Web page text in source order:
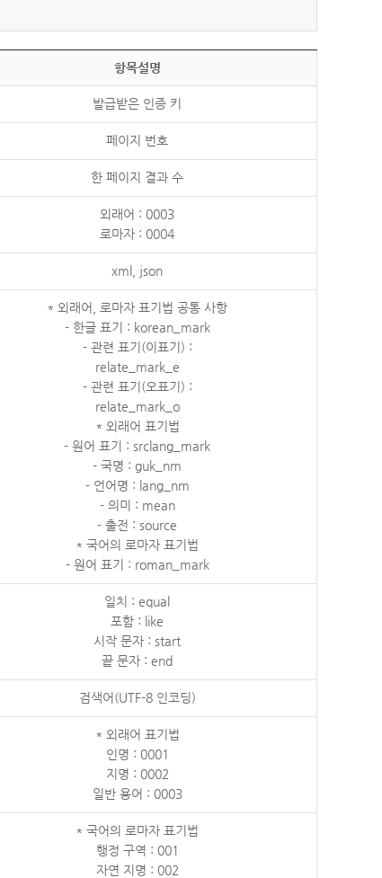
항목설명
발급받은 인증 키
페이지 번호
한 페이지 결과 수
외래어 : 0003
로마자 : 0004
xml, json
* 외래어, 로마자 표기법 공통 사항
- 한글 표기 : korean_mark
- 관련 표기(이표기) :
relate_mark_e
- 관련 표기(오표기) :
relate_mark_o
* 외래어 표기법
- 원어 표기 : srclang_mark
- 국명 : guk_nm
- 언어명 : lang_nm
- 의미 : mean
- 출전 : source
* 국어의 로마자 표기법
- 원어 표기 : roman_mark
일치 : equal
포함 : like
시작 문자 : start
끝 문자 : end
검색어(UTF-8 인코딩)
* 외래어 표기법
인명 : 0001
지명 : 0002
일반 용어 : 0003
* 국어의 로마자 표기법
행정 구역 : 001
자연 지명 : 002